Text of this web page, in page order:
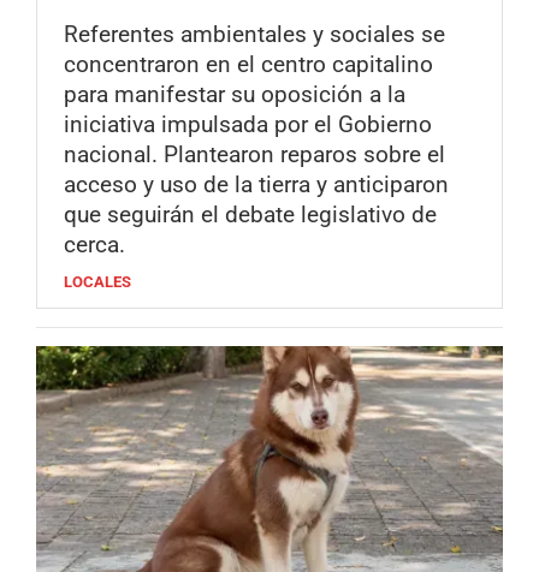
Referentes ambientales y sociales se
concentraron en el centro capitalino
para manifestar su oposición a la
iniciativa impulsada por el Gobierno
nacional. Plantearon reparos sobre el
acceso y uso de la tierra y anticiparon
que seguirán el debate legislativo de
cerca.
LOCALES